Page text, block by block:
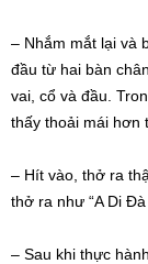
– Nhắm mắt lại và
đầu từ hai bàn
vai, cổ và đầu.
thấy thoải mái hơn
– Hít vào, thở ra
thở ra như “A Di Đà
– Sau khi thực